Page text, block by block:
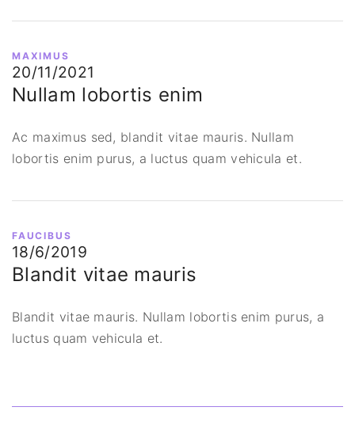
MAXIMUS
20/11/2021
Nullam lobortis enim
Ac maximus sed, blandit vitae mauris. Nullam
lobortis enim purus, a luctus quam vehicula et.
FAUCIBUS
18/6/2019
Blandit vitae mauris
Blandit vitae mauris. Nullam lobortis enim purus, a
luctus quam vehicula et.